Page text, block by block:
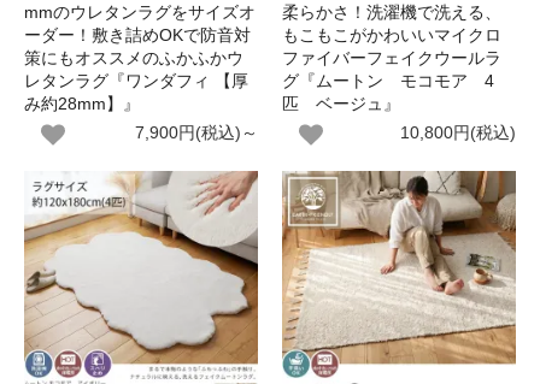
mmのウレタンラグをサイズオ
ーダー！敷き詰めOKで防音対
策にもオススメのふかふかウ
レタンラグ『ワンダフィ 【厚
み約28mm】』
7,900円(税込)～
柔らかさ！洗濯機で洗える、
もこもこがかわいいマイクロ
ファイバーフェイクウールラ
グ『ムートン モコモア 4
匹 ベージュ』
10,800円(税込)